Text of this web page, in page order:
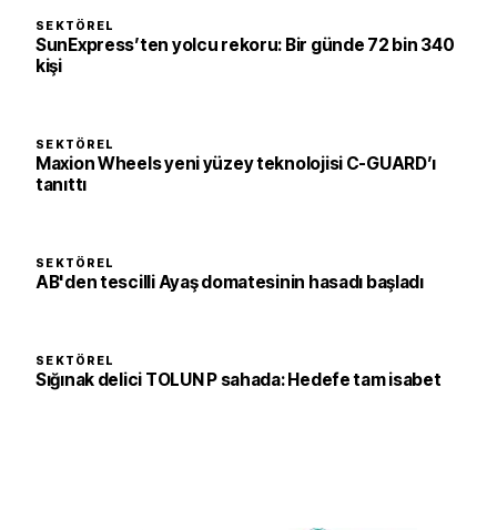
SEKTÖREL
SunExpress’ten yolcu rekoru: Bir günde 72 bin 340
kişi
SEKTÖREL
Maxion Wheels yeni yüzey teknolojisi C-GUARD’ı
tanıttı
SEKTÖREL
AB'den tescilli Ayaş domatesinin hasadı başladı
SEKTÖREL
Sığınak delici TOLUN P sahada: Hedefe tam isabet